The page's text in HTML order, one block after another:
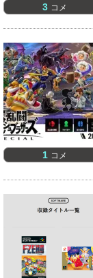
3 コメ
1 コメ